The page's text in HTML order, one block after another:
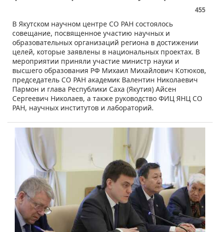
455
​В Якутском научном центре СО РАН состоялось
совещание, посвященное участию научных и
образовательных организаций региона в достижении
целей, которые заявлены в национальных проектах. В
мероприятии приняли участие министр науки и
высшего образования РФ Михаил Михайлович Котюков,
председатель СО РАН академик Валентин Николаевич
Пармон и глава Республики Саха (Якутия) Айсен
Сергеевич Николаев, а также руководство ФИЦ ЯНЦ СО
РАН, научных институтов и лабораторий.